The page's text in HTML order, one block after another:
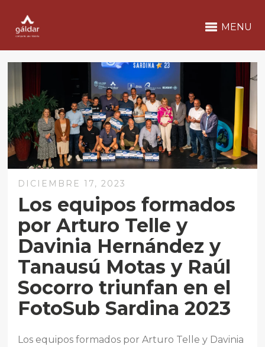
MENU
DICIEMBRE 17, 2023
Los equipos formados
por Arturo Telle y
Davinia Hernández y
Tanausú Motas y Raúl
Socorro triunfan en el
FotoSub Sardina 2023
Los equipos formados por Arturo Telle y Davinia